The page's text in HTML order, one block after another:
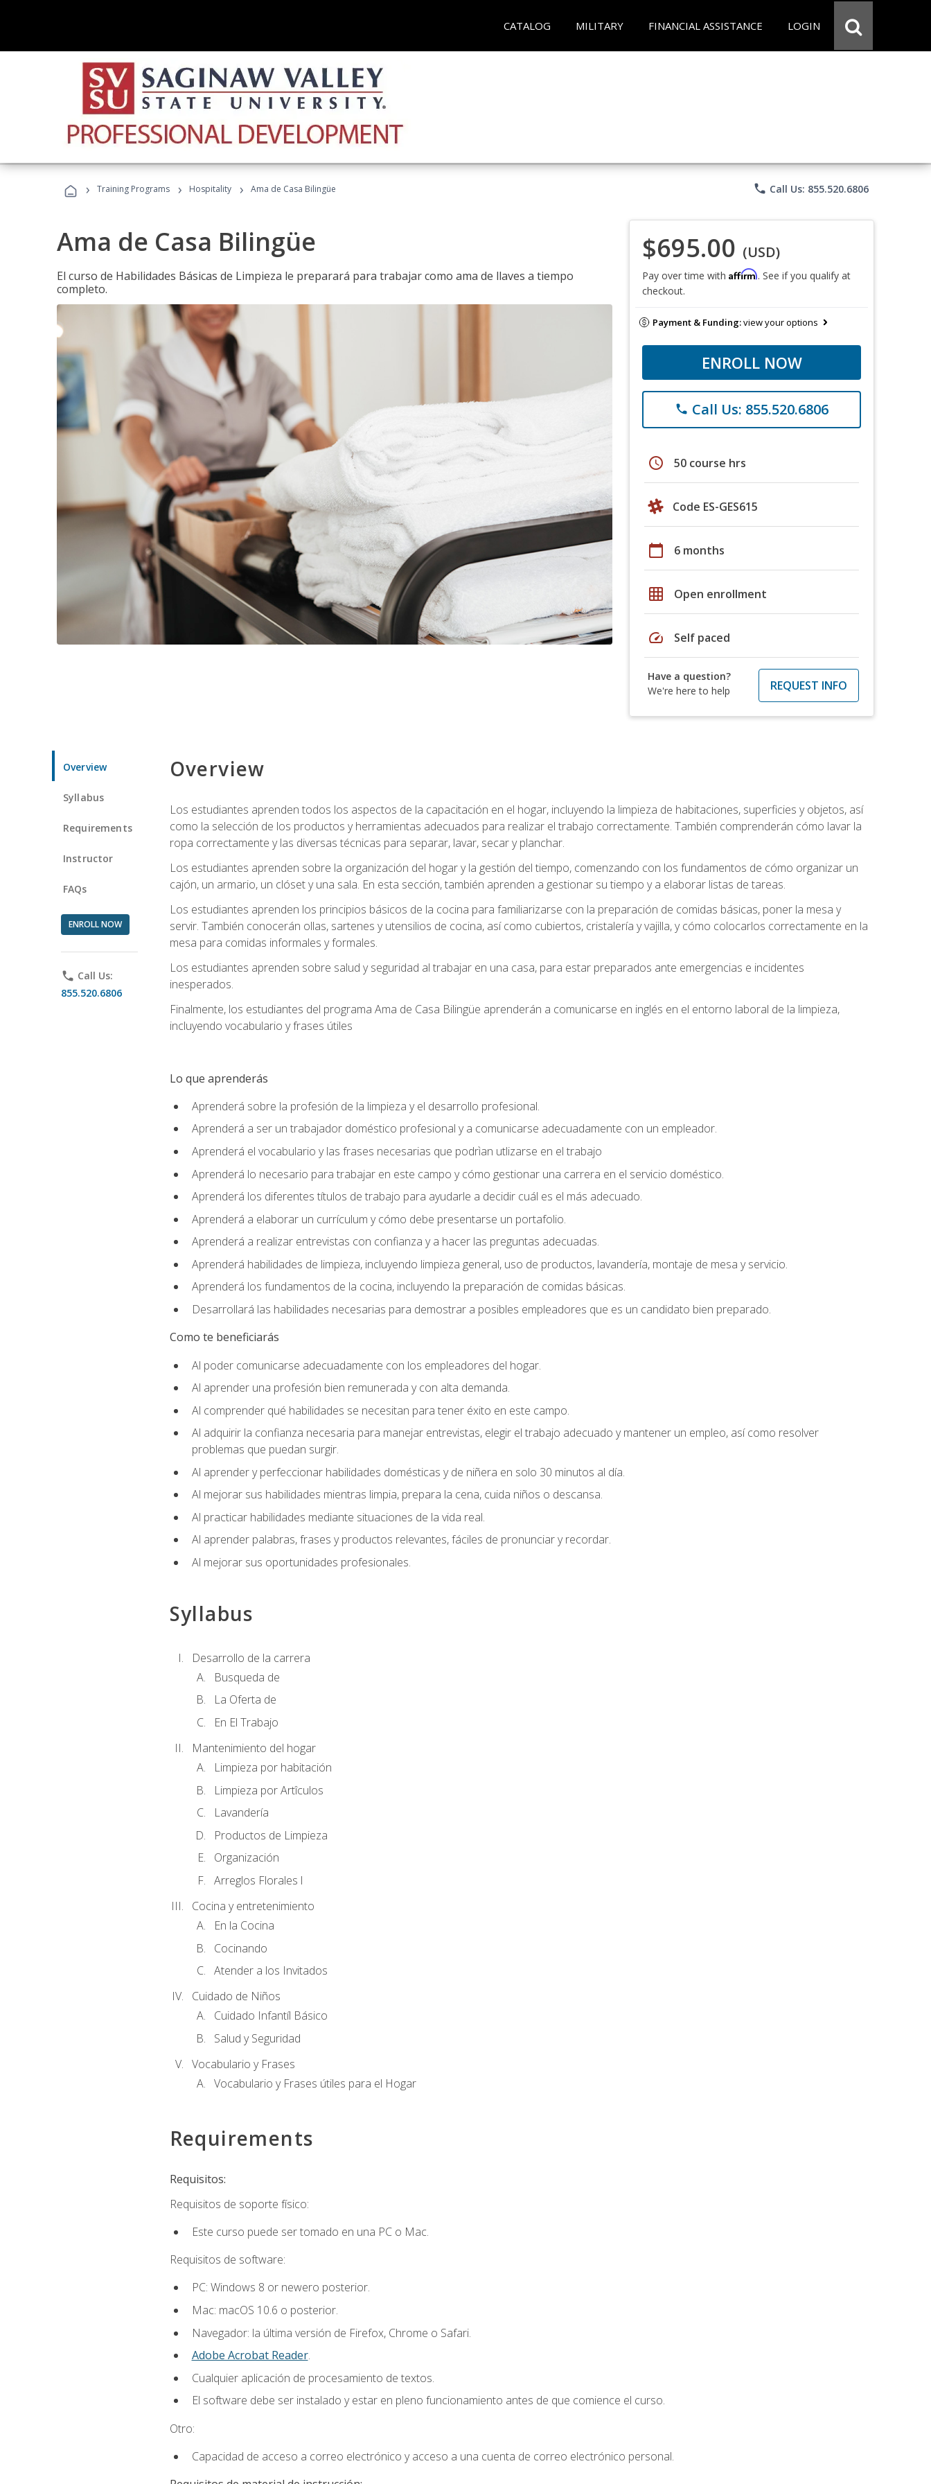
CATALOG MILITARY FINANCIAL ASSISTANCE LOGIN
› Training Programs › Hospitality › Ama de Casa Bilingüe phone Call Us: 855.520.6806
Ama de Casa Bilingüe
El curso de Habilidades Básicas de Limpieza le preparará para trabajar como ama de llaves a tiempo
completo.
$695.00 (USD)
Pay over time with Affirm. See if you qualify at
checkout.
Payment & Funding:view your options
ENROLL NOW
phone Call Us: 855.520.6806
schedule 50 course hrs
Code ES-GES615
calendar_today 6 months
grid_on Open enrollment
speed Self paced
Have a question?
We're here to help
REQUEST INFO
Overview
Syllabus
Requirements
Instructor
FAQs
ENROLL NOW
phone Call Us:
855.520.6806
Overview
Los estudiantes aprenden todos los aspectos de la capacitación en el hogar, incluyendo la limpieza de habitaciones, superficies y objetos, así
como la selección de los productos y herramientas adecuados para realizar el trabajo correctamente. También comprenderán cómo lavar la
ropa correctamente y las diversas técnicas para separar, lavar, secar y planchar.
Los estudiantes aprenden sobre la organización del hogar y la gestión del tiempo, comenzando con los fundamentos de cómo organizar un
cajón, un armario, un clóset y una sala. En esta sección, también aprenden a gestionar su tiempo y a elaborar listas de tareas.
Los estudiantes aprenden los principios básicos de la cocina para familiarizarse con la preparación de comidas básicas, poner la mesa y
servir. También conocerán ollas, sartenes y utensilios de cocina, así como cubiertos, cristalería y vajilla, y cómo colocarlos correctamente en la
mesa para comidas informales y formales.
Los estudiantes aprenden sobre salud y seguridad al trabajar en una casa, para estar preparados ante emergencias e incidentes
inesperados.
Finalmente, los estudiantes del programa Ama de Casa Bilingüe aprenderán a comunicarse en inglés en el entorno laboral de la limpieza,
incluyendo vocabulario y frases útiles
Lo que aprenderás
Aprenderá sobre la profesión de la limpieza y el desarrollo profesional.
Aprenderá a ser un trabajador doméstico profesional y a comunicarse adecuadamente con un empleador.
Aprenderá el vocabulario y las frases necesarias que podrìan utlizarse en el trabajo
Aprenderá lo necesario para trabajar en este campo y cómo gestionar una carrera en el servicio doméstico.
Aprenderá los diferentes títulos de trabajo para ayudarle a decidir cuál es el más adecuado.
Aprenderá a elaborar un currículum y cómo debe presentarse un portafolio.
Aprenderá a realizar entrevistas con confianza y a hacer las preguntas adecuadas.
Aprenderá habilidades de limpieza, incluyendo limpieza general, uso de productos, lavandería, montaje de mesa y servicio.
Aprenderá los fundamentos de la cocina, incluyendo la preparación de comidas básicas.
Desarrollará las habilidades necesarias para demostrar a posibles empleadores que es un candidato bien preparado.
Como te beneficiarás
Al poder comunicarse adecuadamente con los empleadores del hogar.
Al aprender una profesión bien remunerada y con alta demanda.
Al comprender qué habilidades se necesitan para tener éxito en este campo.
Al adquirir la confianza necesaria para manejar entrevistas, elegir el trabajo adecuado y mantener un empleo, así como resolver
problemas que puedan surgir.
Al aprender y perfeccionar habilidades domésticas y de niñera en solo 30 minutos al día.
Al mejorar sus habilidades mientras limpia, prepara la cena, cuida niños o descansa.
Al practicar habilidades mediante situaciones de la vida real.
Al aprender palabras, frases y productos relevantes, fáciles de pronunciar y recordar.
Al mejorar sus oportunidades profesionales.
Syllabus
Desarrollo de la carrera
Busqueda de
La Oferta de
En El Trabajo
Mantenimiento del hogar
Limpieza por habitación
Limpieza por Artîculos
Lavandería
Productos de Limpieza
Organización
Arreglos Florales l
Cocina y entretenimiento
En la Cocina
Cocinando
Atender a los Invitados
Cuidado de Niños
Cuidado Infantíl Básico
Salud y Seguridad
Vocabulario y Frases
Vocabulario y Frases útiles para el Hogar
Requirements
Requisitos:
Requisitos de soporte físico:
Este curso puede ser tomado en una PC o Mac.
Requisitos de software:
PC: Windows 8 or newero posterior.
Mac: macOS 10.6 o posterior.
Navegador: la última versión de Firefox, Chrome o Safari.
Adobe Acrobat Reader.
Cualquier aplicación de procesamiento de textos.
El software debe ser instalado y estar en pleno funcionamiento antes de que comience el curso.
Otro:
Capacidad de acceso a correo electrónico y acceso a una cuenta de correo electrónico personal.